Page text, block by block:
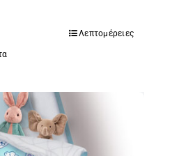
Λεπτομέρειες